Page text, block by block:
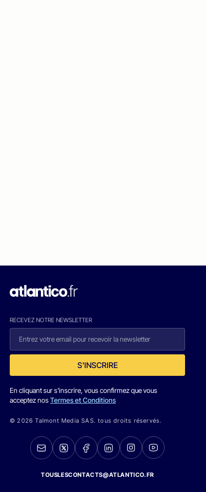
RECEVEZ NOTRE NEWSLETTER
S'INSCRIRE
En cliquant sur s'inscrire, vous confirmez que vous
acceptez nosTermes et Conditions
© 2026 Talmont Media SAS. tous droits réservés.
TOUSLESCONTACTS@ATLANTICO.FR